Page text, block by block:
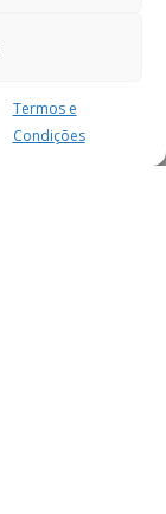
Termos e
Condições